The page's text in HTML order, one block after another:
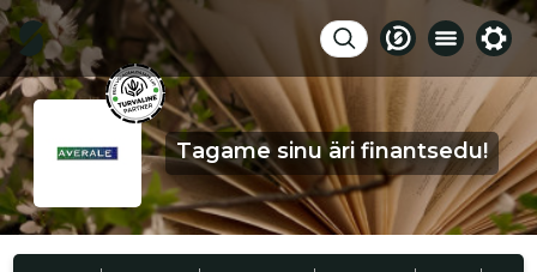
Tagame sinu äri finantsedu!